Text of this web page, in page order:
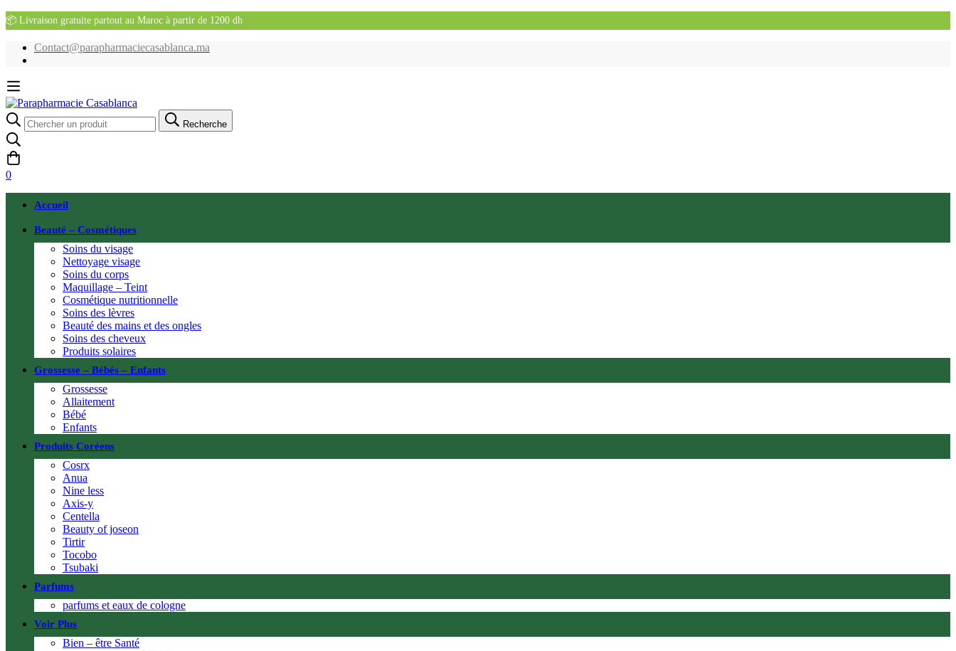
📦 Livraison gratuite partout au Maroc à partir de 1200 dh
Contact@parapharmaciecasablanca.ma
Recherche
pour:
Recherche
0
Accueil
Beauté – Cosmétiques
Soins du visage
Nettoyage visage
Soins du corps
Maquillage – Teint
Cosmétique nutritionnelle
Soins des lèvres
Beauté des mains et des ongles
Soins des cheveux
Produits solaires
Grossesse – Bébés – Enfants
Grossesse
Allaitement
Bébé
Enfants
Produits Coréens
Cosrx
Anua
Nine less
Axis-y
Centella
Beauty of joseon
Tirtir
Tocobo
Tsubaki
Parfums
parfums et eaux de cologne
Voir Plus
Bien – être Santé